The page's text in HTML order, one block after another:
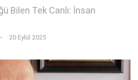
Bilen Tek Canlı: İnsan
20 Eylül 2025